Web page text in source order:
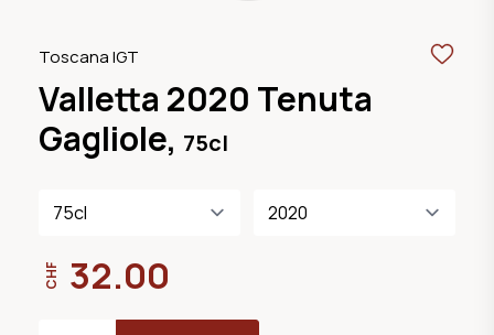
Toscana IGT
Valletta 2020 Tenuta
Gagliole, 75cl
CHF 32.00